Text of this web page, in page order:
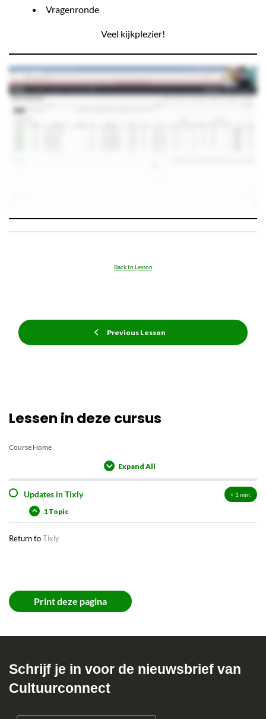
Vragenronde
Veel kijkplezier!
Previous Lesson
Back to Lesson
Lessen in deze cursus
Course Home
Expand All
Updates in Tixly < 1 min.
1 Topic
Return toTixly
Print deze pagina
Schrijf je in voor de nieuwsbrief van
Cultuurconnect